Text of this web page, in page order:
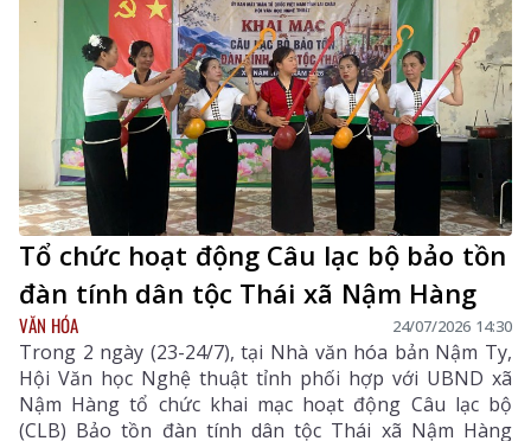
Tổ chức hoạt động Câu lạc bộ bảo tồn
đàn tính dân tộc Thái xã Nậm Hàng
VĂN HÓA 24/07/2026 14:30
Trong 2 ngày (23-24/7), tại Nhà văn hóa bản Nậm Ty,
Hội Văn học Nghệ thuật tỉnh phối hợp với UBND xã
Nậm Hàng tổ chức khai mạc hoạt động Câu lạc bộ
(CLB) Bảo tồn đàn tính dân tộc Thái xã Nậm Hàng